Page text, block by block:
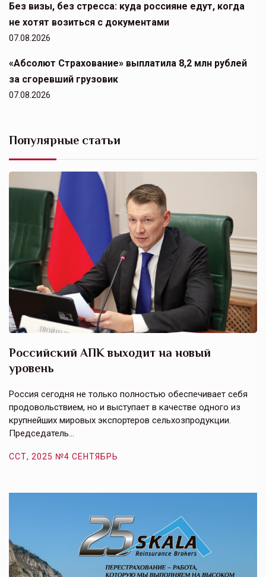
Без визы, без стресса: куда россияне едут, когда
не хотят возиться с документами
07.08.2026
«Абсолют Страхование» выплатила 8,2 млн рублей
за сгоревший грузовик
07.08.2026
Популярные статьи
Российский АПК выходит на новый
уровень
Россия сегодня не только полностью обеспечивает себя
продовольствием, но и выступает в качестве одного из
крупнейших мировых экспортеров сельхозпродукции.
Председатель…
ССТ, 2025 №4 СЕНТЯБРЬ